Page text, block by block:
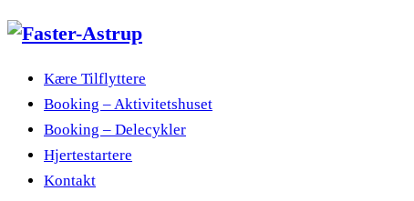
Kære Tilflyttere
Booking – Aktivitetshuset
Booking – Delecykler
Hjertestartere
Kontakt